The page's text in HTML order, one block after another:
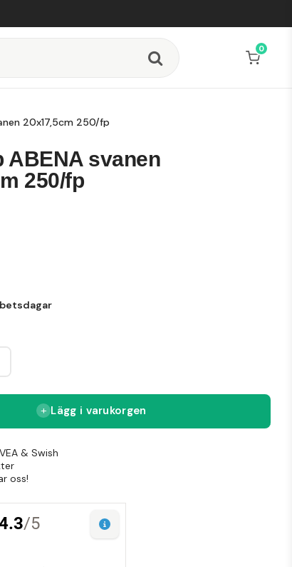
0
20x17,5cm 250/fp
ABENA svanen
250/fp
Lägg i varukorgen
& Swish
oss!